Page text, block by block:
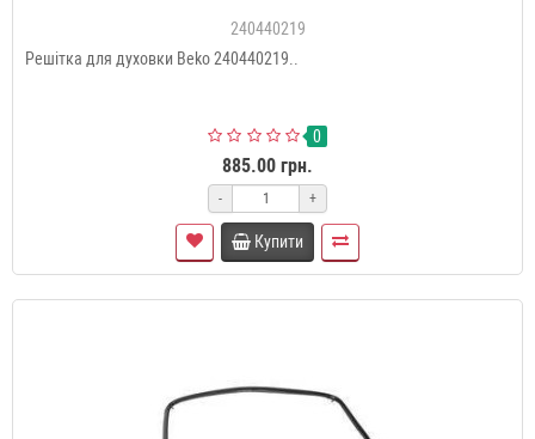
240440219
Решітка для духовки Beko 240440219..
0
885.00 грн.
- +
Купити